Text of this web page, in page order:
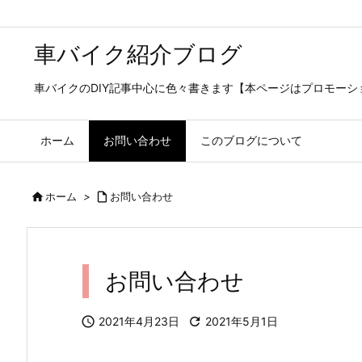
車バイク紹介ブログ
車バイクのDIY記事中心に色々書きます【本ページはプロモーシ
ホーム お問い合わせ このブログについて
ホーム >  お問い合わせ
お問い合わせ
 2021年4月23日  2021年5月1日